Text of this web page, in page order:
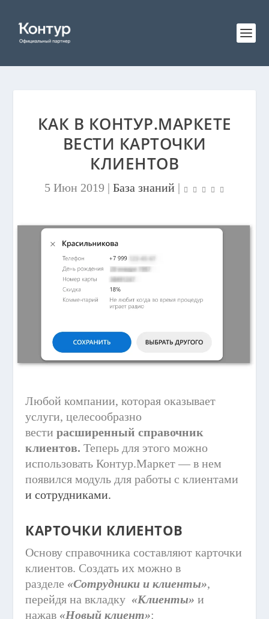
КАК В КОНТУР.МАРКЕТЕ
ВЕСТИ КАРТОЧКИ
КЛИЕНТОВ
5 Июн 2019 | База знаний |
Любой компании, которая оказывает
услуги, целесообразно
вестирасширенный справочник
клиентов. Теперь для этого можно
использовать Контур.Маркет — в нем
появился модуль для работы с клиентами
и сотрудниками.
КАРТОЧКИ КЛИЕНТОВ
Основу справочника составляют карточки
клиентов. Создать их можно в
разделе «Сотрудники и клиенты»,
перейдя на вкладку «Клиенты» и
нажав «Новый клиент»: